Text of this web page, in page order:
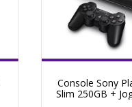
Console Sony
Slim 250GB +